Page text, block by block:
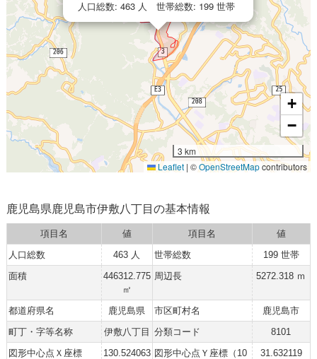
人口総数: 463 人 世帯総数: 199 世帯
+
−
3 km
Leaflet | ©OpenStreetMapcontributors
鹿児島県鹿児島市伊敷八丁目の基本情報
項目名 値 項目名
値
人口総数
463 人 世帯総数
199 世帯
面積
446312.775
㎡
周辺長 5272.318 ｍ
都道府県名 鹿児島県 市区町村名
鹿児島市
町丁・字等名称
伊敷八丁目 分類コード
8101
図形中心点Ｘ座標
130.524063 図形中心点Ｙ座標（10
31.632119